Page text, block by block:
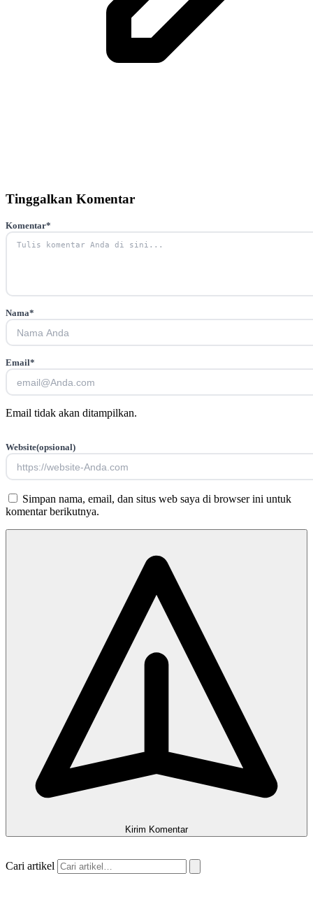
Tinggalkan Komentar
Komentar*
Nama*
Email*
Email tidak akan ditampilkan.
Website(opsional)
Simpan nama, email, dan situs web saya di browser ini untuk
komentar berikutnya.
Kirim Komentar
Cari artikel